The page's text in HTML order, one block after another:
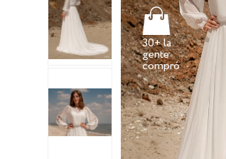
30+ la
gente
compró